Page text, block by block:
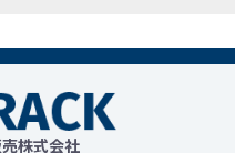
株式会社